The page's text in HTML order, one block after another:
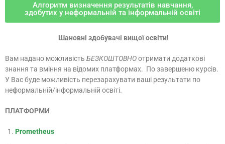
Алгоритм визначення результатів навчання,
здобутих у неформальній та інформальній освіті
Шановні здобувачі вищої освіти!
Вам надано можливість БЕЗКОШТОВНОотримати додаткові
знання та вміння на відомих платформах. По завершеню курсів.
У Вас буде можливість перезарахувати ваші результати по
неформальній/інформальній освіті.
ПЛАТФОРМИ
Prometheus